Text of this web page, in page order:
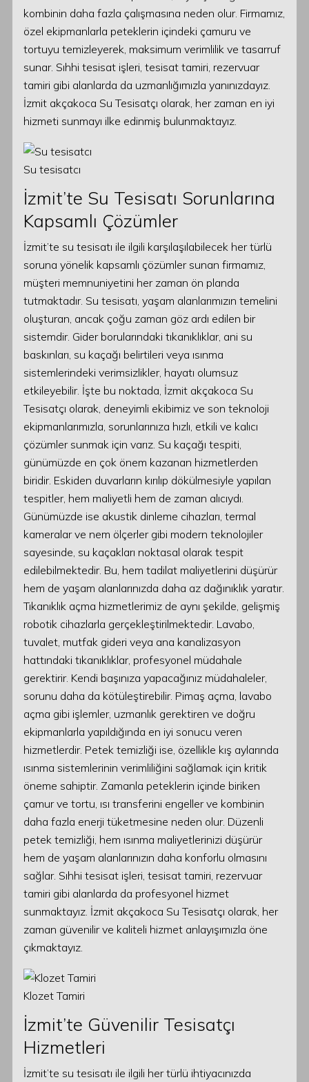
kombinin daha fazla çalışmasına neden olur. Firmamız,
özel ekipmanlarla peteklerin içindeki çamuru ve
tortuyu temizleyerek, maksimum verimlilik ve tasarruf
sunar. Sıhhi tesisat işleri, tesisat tamiri, rezervuar
tamiri gibi alanlarda da uzmanlığımızla yanınızdayız.
İzmit akçakoca Su Tesisatçı olarak, her zaman en iyi
hizmeti sunmayı ilke edinmiş bulunmaktayız.
Su tesisatcı
İzmit’te Su Tesisatı Sorunlarına
Kapsamlı Çözümler
İzmit’te su tesisatı ile ilgili karşılaşılabilecek her türlü
soruna yönelik kapsamlı çözümler sunan firmamız,
müşteri memnuniyetini her zaman ön planda
tutmaktadır. Su tesisatı, yaşam alanlarımızın temelini
oluşturan, ancak çoğu zaman göz ardı edilen bir
sistemdir. Gider borularındaki tıkanıklıklar, ani su
baskınları, su kaçağı belirtileri veya ısınma
sistemlerindeki verimsizlikler, hayatı olumsuz
etkileyebilir. İşte bu noktada, İzmit akçakoca Su
Tesisatçı olarak, deneyimli ekibimiz ve son teknoloji
ekipmanlarımızla, sorunlarınıza hızlı, etkili ve kalıcı
çözümler sunmak için varız. Su kaçağı tespiti,
günümüzde en çok önem kazanan hizmetlerden
biridir. Eskiden duvarların kırılıp dökülmesiyle yapılan
tespitler, hem maliyetli hem de zaman alıcıydı.
Günümüzde ise akustik dinleme cihazları, termal
kameralar ve nem ölçerler gibi modern teknolojiler
sayesinde, su kaçakları noktasal olarak tespit
edilebilmektedir. Bu, hem tadilat maliyetlerini düşürür
hem de yaşam alanlarınızda daha az dağınıklık yaratır.
Tıkanıklık açma hizmetlerimiz de aynı şekilde, gelişmiş
robotik cihazlarla gerçekleştirilmektedir. Lavabo,
tuvalet, mutfak gideri veya ana kanalizasyon
hattındaki tıkanıklıklar, profesyonel müdahale
gerektirir. Kendi başınıza yapacağınız müdahaleler,
sorunu daha da kötüleştirebilir. Pimaş açma, lavabo
açma gibi işlemler, uzmanlık gerektiren ve doğru
ekipmanlarla yapıldığında en iyi sonucu veren
hizmetlerdir. Petek temizliği ise, özellikle kış aylarında
ısınma sistemlerinin verimliliğini sağlamak için kritik
öneme sahiptir. Zamanla peteklerin içinde biriken
çamur ve tortu, ısı transferini engeller ve kombinin
daha fazla enerji tüketmesine neden olur. Düzenli
petek temizliği, hem ısınma maliyetlerinizi düşürür
hem de yaşam alanlarınızın daha konforlu olmasını
sağlar. Sıhhi tesisat işleri, tesisat tamiri, rezervuar
tamiri gibi alanlarda da profesyonel hizmet
sunmaktayız. İzmit akçakoca Su Tesisatçı olarak, her
zaman güvenilir ve kaliteli hizmet anlayışımızla öne
çıkmaktayız.
Klozet Tamiri
İzmit’te Güvenilir Tesisatçı
Hizmetleri
İzmit’te su tesisatı ile ilgili her türlü ihtiyacınızda